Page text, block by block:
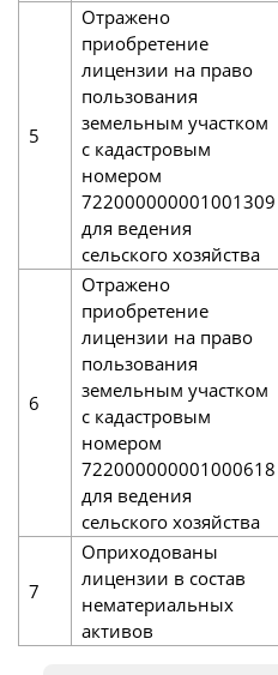
5
Отражено
приобретение
лицензии на право
пользования
земельным участком
с кадастровым
номером
722000000001001309
для ведения
сельского хозяйства
6
Отражено
приобретение
лицензии на право
пользования
земельным участком
с кадастровым
номером
722000000001000618
для ведения
сельского хозяйства
7
Оприходованы
лицензии в состав
нематериальных
активов